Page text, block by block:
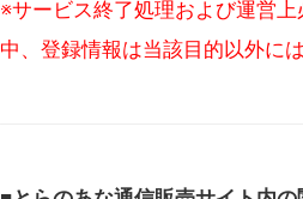
※サービス終了処理および運営
中、登録情報は当該目的以外に